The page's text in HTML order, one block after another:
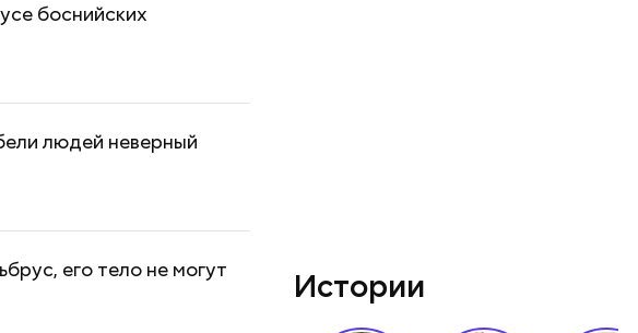
боснийских
людей неверный
его тело не могут
Истории